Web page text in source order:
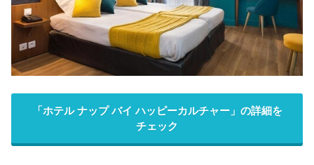
「ホテル ナップ バイ ハッピーカルチャー」の詳細を
チェック